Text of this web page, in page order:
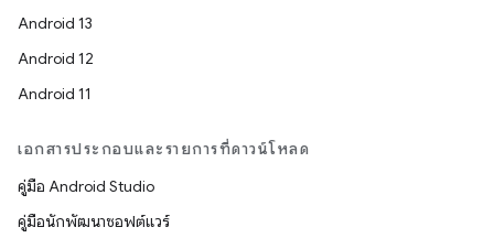
Android 13
Android 12
Android 11
เอกสารประกอบและรายการที่ดาวน์โหลด
คู่มือ Android Studio
คู่มือนักพัฒนาซอฟต์แวร์